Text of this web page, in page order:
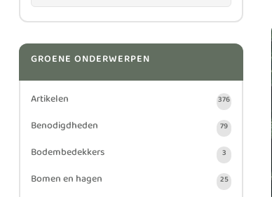
GROENE ONDERWERPEN
Artikelen
376
Benodigdheden 79
Bodembedekkers 3
Bomen en hagen 25